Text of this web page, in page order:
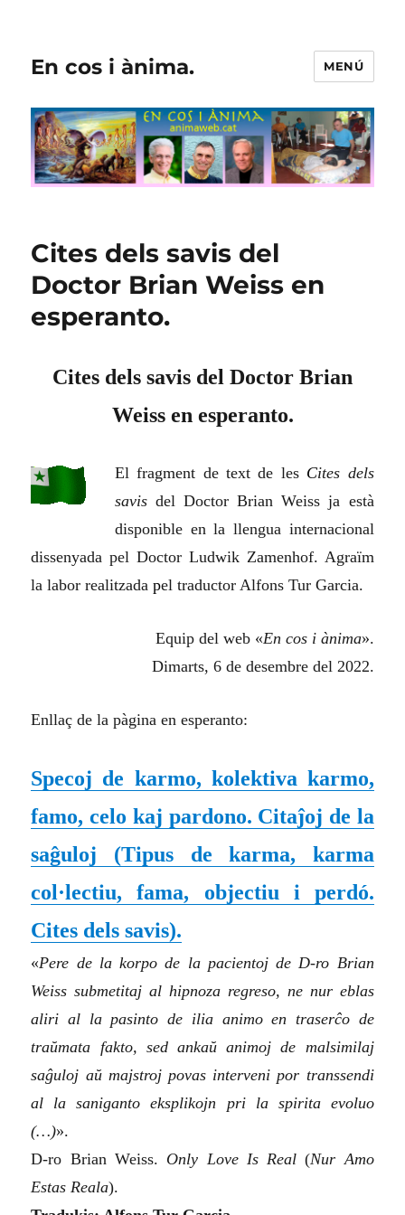
En cos i ànima. MENÚ
Cites dels savis del
Doctor Brian Weiss en
esperanto.
Cites dels savis del Doctor Brian
Weiss en esperanto.
El fragment de text de les Cites dels
savisdel Doctor Brian Weiss ja està
disponible en la llengua internacional
dissenyada pel Doctor Ludwik Zamenhof. Agraïm
la labor realitzadapel traductor Alfons Tur Garcia.
Equip del web «En cos i ànima».
Dimarts, 6 de desembre del 2022.
Enllaç de la pàgina en esperanto:
Specoj de karmo, kolektiva karmo,
famo, celo kaj pardono. Citaĵoj de la
saĝuloj (Tipus de karma, karma
col·lectiu, fama, objectiu i perdó.
Cites dels savis).
«Pere de la korpo de la pacientoj de D-ro Brian
Weiss submetitaj al hipnoza regreso, ne nur eblas
aliri al la pasinto de ilia animo en traserĉo de
traŭmata fakto, sed ankaŭ animoj de malsimilaj
saĝuloj aŭ majstroj povas interveni por transsendi
al la saniganto eksplikojn pri la spirita evoluo
(…)».
D-ro Brian Weiss. Only Love Is Real (Nur Amo
Estas Reala).